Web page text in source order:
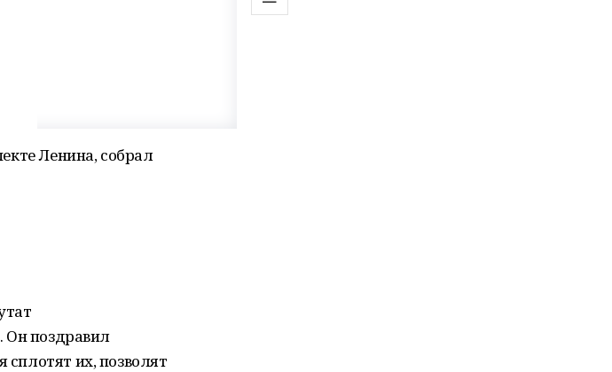
Ленина, собрал
Он поздравил
их, позволят